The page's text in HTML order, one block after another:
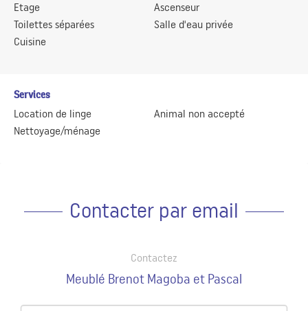
Etage
Toilettes séparées
Cuisine
Ascenseur
Salle d'eau privée
Services
Location de linge
Nettoyage/ménage
Animal non accepté
Contacter par email
Contactez
Meublé Brenot Magoba et Pascal